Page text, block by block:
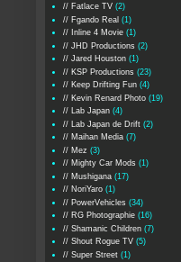
// Fatlace TV (2)
// Fgando Real (1)
// Inline 4 Movie (1)
// JHD Productions (2)
// Jared Houston (1)
// KSP Productions (23)
// Keep Drifting Fun (4)
// Kevin Renard Photo (19)
// Lab Japan (4)
// Lab Japan de Drift (2)
// Maihan Media (7)
// Mez (3)
// Mighty Car Mods (1)
// Mushigana (17)
// NoriYaro (1)
// PowerVehicles (34)
// RG Photographie (16)
// Shamanic Children (7)
// Shout Rogue TV (5)
// Super Street (1)